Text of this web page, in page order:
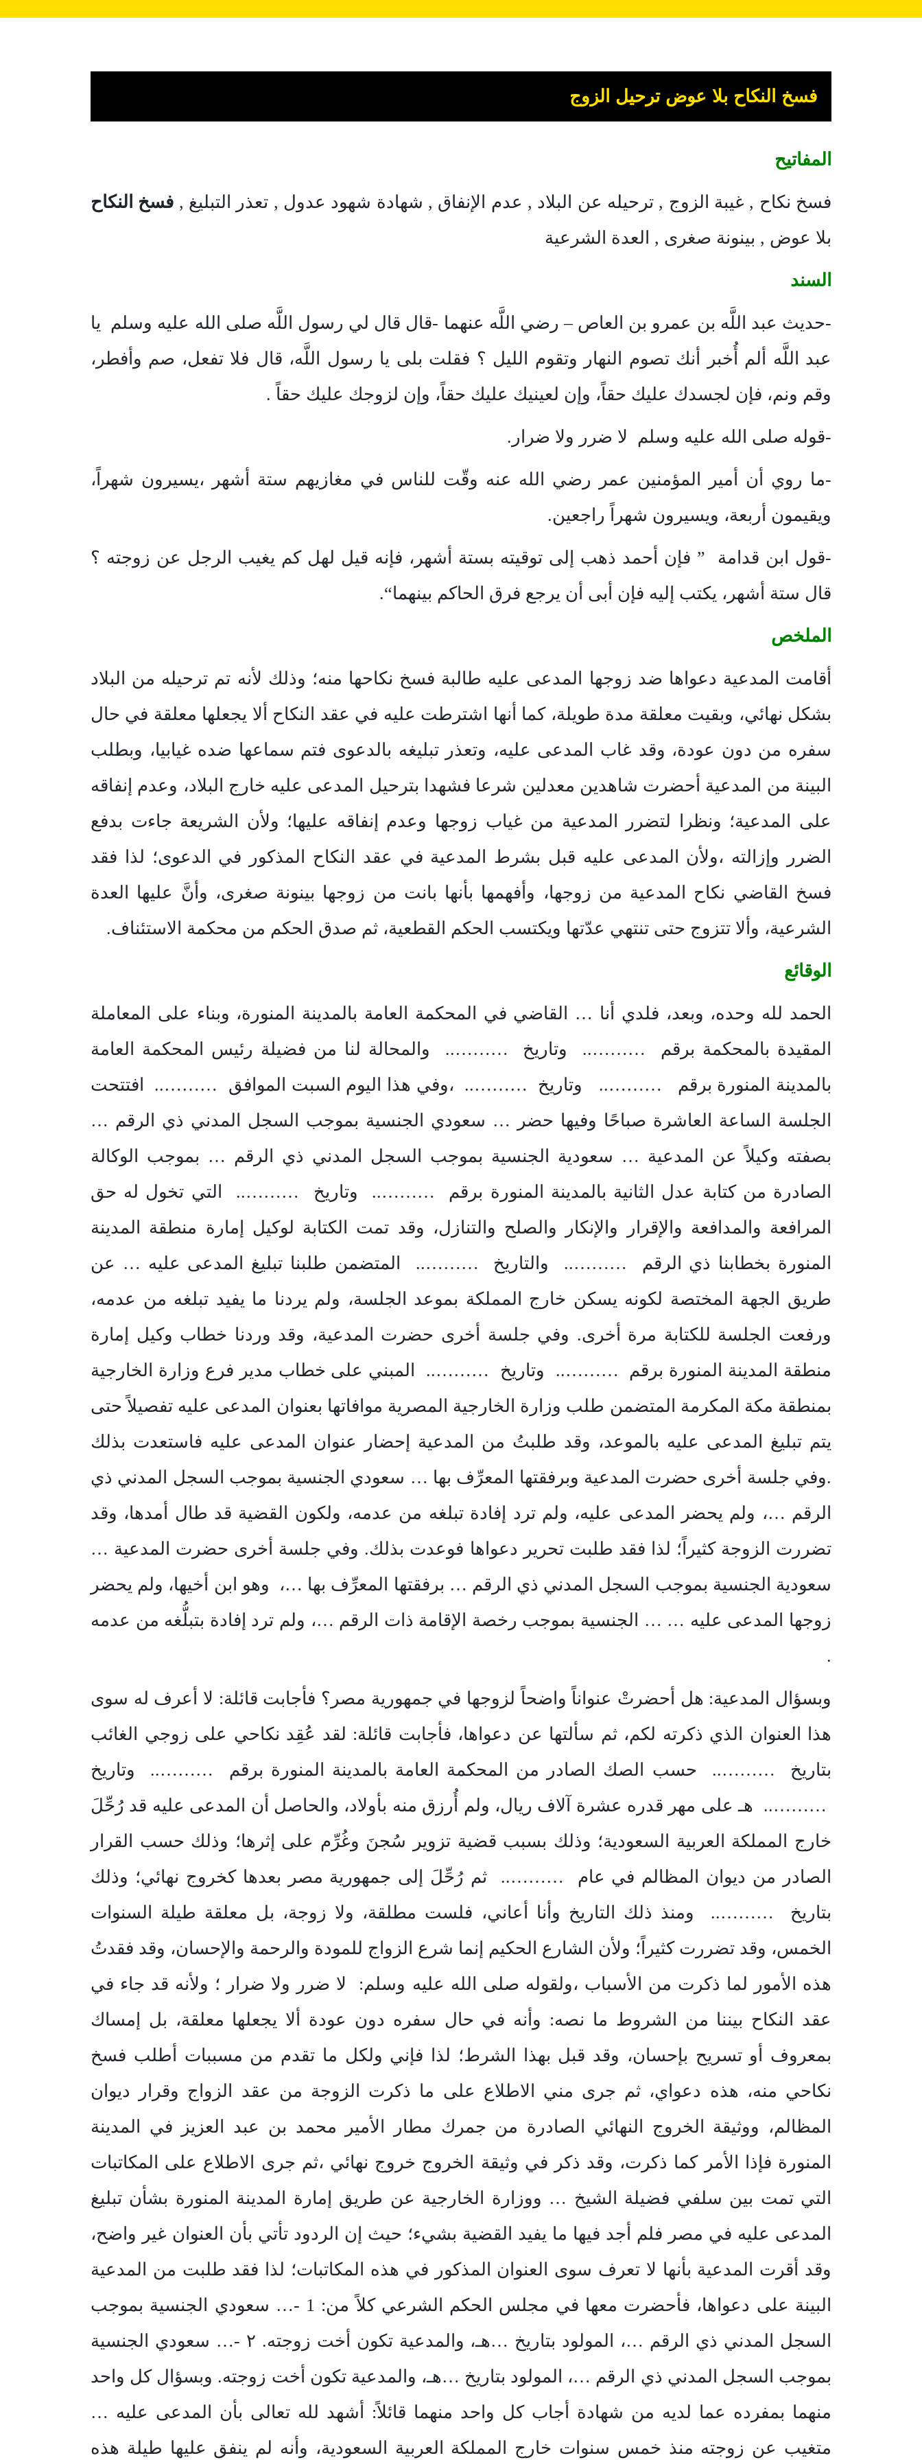
فسخ النكاح بلا عوض ترحيل الزوج
المفاتيح
فسخ نكاح , غيبة الزوج , ترحيله عن البلاد , عدم الإنفاق , شهادة شهود عدول , تعذر التبليغ , فسخ النكاح
بلا عوض , بينونة صغرى , العدة الشرعية
السند
-حديث عبد اللَّه بن عمرو بن العاص – رضي اللَّه عنهما -قال قال لي رسول اللَّه صلى الله عليه وسلم يا
عبد اللَّه ألم أُخبر أنك تصوم النهار وتقوم الليل ؟ فقلت بلى يا رسول اللَّه، قال فلا تفعل، صم وأفطر،
وقم ونم، فإن لجسدك عليك حقاً، وإن لعينيك عليك حقاً، وإن لزوجك عليك حقاً .
-قوله صلى الله عليه وسلم لا ضرر ولا ضرار.
-ما روي أن أمير المؤمنين عمر رضي الله عنه وقّت للناس في مغازيهم ستة أشهر ،يسيرون شهراً،
ويقيمون أربعة، ويسيرون شهراً راجعين.
-قول ابن قدامة ” فإن أحمد ذهب إلى توقيته بستة أشهر، فإنه قيل لهل كم يغيب الرجل عن زوجته ؟
قال ستة أشهر، يكتب إليه فإن أبى أن يرجع فرق الحاكم بينهما“.
الملخص
أقامت المدعية دعواها ضد زوجها المدعى عليه طالبة فسخ نكاحها منه؛ وذلك لأنه تم ترحيله من البلاد
بشكل نهائي، وبقيت معلقة مدة طويلة، كما أنها اشترطت عليه في عقد النكاح ألا يجعلها معلقة في حال
سفره من دون عودة، وقد غاب المدعى عليه، وتعذر تبليغه بالدعوى فتم سماعها ضده غيابيا، وبطلب
البينة من المدعية أحضرت شاهدين معدلين شرعا فشهدا بترحيل المدعى عليه خارج البلاد، وعدم إنفاقه
على المدعية؛ ونظرا لتضرر المدعية من غياب زوجها وعدم إنفاقه عليها؛ ولأن الشريعة جاءت بدفع
الضرر وإزالته ،ولأن المدعى عليه قبل بشرط المدعية في عقد النكاح المذكور في الدعوى؛ لذا فقد
فسخ القاضي نكاح المدعية من زوجها، وأفهمها بأنها بانت من زوجها بينونة صغرى، وأنَّ عليها العدة
الشرعية، وألا تتزوج حتى تنتهي عدّتها ويكتسب الحكم القطعية، ثم صدق الحكم من محكمة الاستئناف.
الوقائع
الحمد لله وحده، وبعد، فلدي أنا … القاضي في المحكمة العامة بالمدينة المنورة، وبناء على المعاملة
المقيدة بالمحكمة برقم ……….. وتاريخ ……….. والمحالة لنا من فضيلة رئيس المحكمة العامة
بالمدينة المنورة برقم ……….. وتاريخ ……….. ،وفي هذا اليوم السبت الموافق ……….. افتتحت
الجلسة الساعة العاشرة صباحًا وفيها حضر … سعودي الجنسية بموجب السجل المدني ذي الرقم …
بصفته وكيلاً عن المدعية … سعودية الجنسية بموجب السجل المدني ذي الرقم … بموجب الوكالة
الصادرة من كتابة عدل الثانية بالمدينة المنورة برقم ……….. وتاريخ ……….. التي تخول له حق
المرافعة والمدافعة والإقرار والإنكار والصلح والتنازل، وقد تمت الكتابة لوكيل إمارة منطقة المدينة
المنورة بخطابنا ذي الرقم ……….. والتاريخ ……….. المتضمن طلبنا تبليغ المدعى عليه … عن
طريق الجهة المختصة لكونه يسكن خارج المملكة بموعد الجلسة، ولم يردنا ما يفيد تبلغه من عدمه،
ورفعت الجلسة للكتابة مرة أخرى. وفي جلسة أخرى حضرت المدعية، وقد وردنا خطاب وكيل إمارة
منطقة المدينة المنورة برقم ……….. وتاريخ ……….. المبني على خطاب مدير فرع وزارة الخارجية
بمنطقة مكة المكرمة المتضمن طلب وزارة الخارجية المصرية موافاتها بعنوان المدعى عليه تفصيلاً حتى
يتم تبليغ المدعى عليه بالموعد، وقد طلبتُ من المدعية إحضار عنوان المدعى عليه فاستعدت بذلك
.وفي جلسة أخرى حضرت المدعية وبرفقتها المعرِّف بها … سعودي الجنسية بموجب السجل المدني ذي
الرقم …، ولم يحضر المدعى عليه، ولم ترد إفادة تبلغه من عدمه، ولكون القضية قد طال أمدها، وقد
تضررت الزوجة كثيراً؛ لذا فقد طلبت تحرير دعواها فوعدت بذلك. وفي جلسة أخرى حضرت المدعية …
سعودية الجنسية بموجب السجل المدني ذي الرقم … برفقتها المعرِّف بها …، وهو ابن أخيها، ولم يحضر
زوجها المدعى عليه … … الجنسية بموجب رخصة الإقامة ذات الرقم …، ولم ترد إفادة بتبلُّغه من عدمه
.
وبسؤال المدعية: هل أحضرتْ عنواناً واضحاً لزوجها في جمهورية مصر؟ فأجابت قائلة: لا أعرف له سوى
هذا العنوان الذي ذكرته لكم، ثم سألتها عن دعواها، فأجابت قائلة: لقد عُقِد نكاحي على زوجي الغائب
بتاريخ ……….. حسب الصك الصادر من المحكمة العامة بالمدينة المنورة برقم ……….. وتاريخ
……….. هـ على مهر قدره عشرة آلاف ريال، ولم أُرزق منه بأولاد، والحاصل أن المدعى عليه قد رُحِّلَ
خارج المملكة العربية السعودية؛ وذلك بسبب قضية تزوير سُجنَ وغُرِّم على إثرها؛ وذلك حسب القرار
الصادر من ديوان المظالم في عام ……….. ثم رُحِّلَ إلى جمهورية مصر بعدها كخروج نهائي؛ وذلك
بتاريخ ……….. ومنذ ذلك التاريخ وأنا أعاني، فلست مطلقة، ولا زوجة، بل معلقة طيلة السنوات
الخمس، وقد تضررت كثيراً؛ ولأن الشارع الحكيم إنما شرع الزواج للمودة والرحمة والإحسان، وقد فقدتُ
هذه الأمور لما ذكرت من الأسباب ،ولقوله صلى الله عليه وسلم: لا ضرر ولا ضرار ؛ ولأنه قد جاء في
عقد النكاح بيننا من الشروط ما نصه: وأنه في حال سفره دون عودة ألا يجعلها معلقة، بل إمساك
بمعروف أو تسريح بإحسان، وقد قبل بهذا الشرط؛ لذا فإني ولكل ما تقدم من مسببات أطلب فسخ
نكاحي منه، هذه دعواي، ثم جرى مني الاطلاع على ما ذكرت الزوجة من عقد الزواج وقرار ديوان
المظالم، ووثيقة الخروج النهائي الصادرة من جمرك مطار الأمير محمد بن عبد العزيز في المدينة
المنورة فإذا الأمر كما ذكرت، وقد ذكر في وثيقة الخروج خروج نهائي ،ثم جرى الاطلاع على المكاتبات
التي تمت بين سلفي فضيلة الشيخ … ووزارة الخارجية عن طريق إمارة المدينة المنورة بشأن تبليغ
المدعى عليه في مصر فلم أجد فيها ما يفيد القضية بشيء؛ حيث إن الردود تأتي بأن العنوان غير واضح،
وقد أقرت المدعية بأنها لا تعرف سوى العنوان المذكور في هذه المكاتبات؛ لذا فقد طلبت من المدعية
البينة على دعواها، فأحضرت معها في مجلس الحكم الشرعي كلاً من: 1 -… سعودي الجنسية بموجب
السجل المدني ذي الرقم …، المولود بتاريخ …هـ، والمدعية تكون أخت زوجته. ٢ -… سعودي الجنسية
بموجب السجل المدني ذي الرقم …، المولود بتاريخ …هـ، والمدعية تكون أخت زوجته. وبسؤال كل واحد
منهما بمفرده عما لديه من شهادة أجاب كل واحد منهما قائلاً: أشهد لله تعالى بأن المدعى عليه …
متغيب عن زوجته منذ خمس سنوات خارج المملكة العربية السعودية، وأنه لم ينفق عليها طيلة هذه